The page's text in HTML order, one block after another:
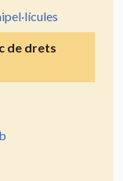
de drets